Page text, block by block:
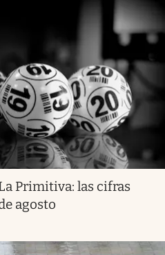
Primitiva: las cifras
agosto